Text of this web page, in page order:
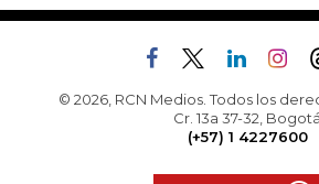
© 2026, RCN Medios. Todos los
Cr. 13a 37-32, Bogotá
(+57) 1 4227600